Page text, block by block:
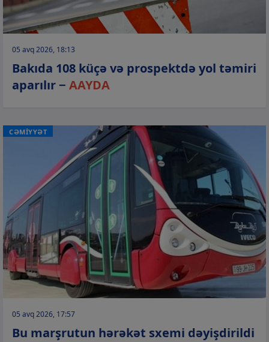
05 avq 2026, 18:13
Bakıda 108 küçə və prospektdə yol təmiri
aparılır − AAYDA
CƏMİYYƏT
05 avq 2026, 17:57
Bu marşrutun hərəkət sxemi dəyişdirildi